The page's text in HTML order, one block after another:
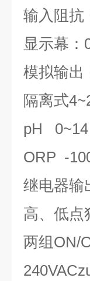
输入阻抗
显示幕：
模拟输出
隔离式
pH 0~14
ORP -
继电器输
高、低点
两组ON/